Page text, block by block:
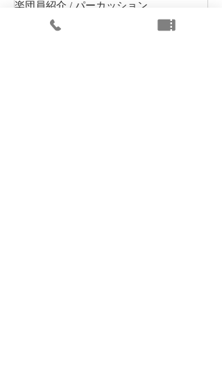
楽団員紹介 / パーカッション
オーディション・採用情報